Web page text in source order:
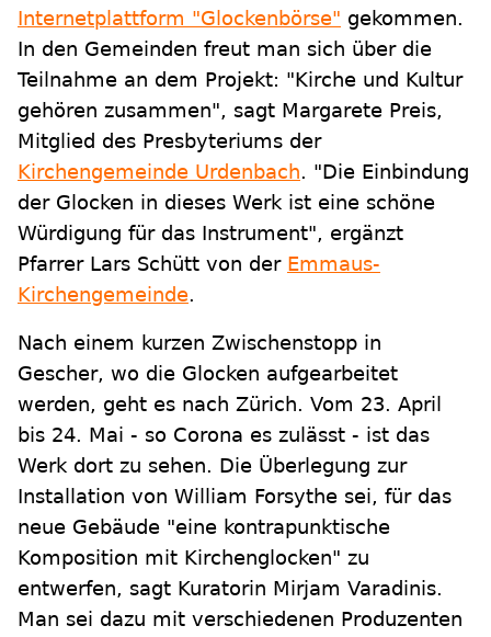
Internetplattform "Glockenbörse" gekommen.
In den Gemeinden freut man sich über die
Teilnahme an dem Projekt: "Kirche und Kultur
gehören zusammen", sagt Margarete Preis,
Mitglied des Presbyteriums der
Kirchengemeinde Urdenbach. "Die Einbindung
der Glocken in dieses Werk ist eine schöne
Würdigung für das Instrument", ergänzt
Pfarrer Lars Schütt von der Emmaus-
Kirchengemeinde.
Nach einem kurzen Zwischenstopp in
Gescher, wo die Glocken aufgearbeitet
werden, geht es nach Zürich. Vom 23. April
bis 24. Mai - so Corona es zulässt - ist das
Werk dort zu sehen. Die Überlegung zur
Installation von William Forsythe sei, für das
neue Gebäude "eine kontrapunktische
Komposition mit Kirchenglocken" zu
entwerfen, sagt Kuratorin Mirjam Varadinis.
Man sei dazu mit verschiedenen Produzenten